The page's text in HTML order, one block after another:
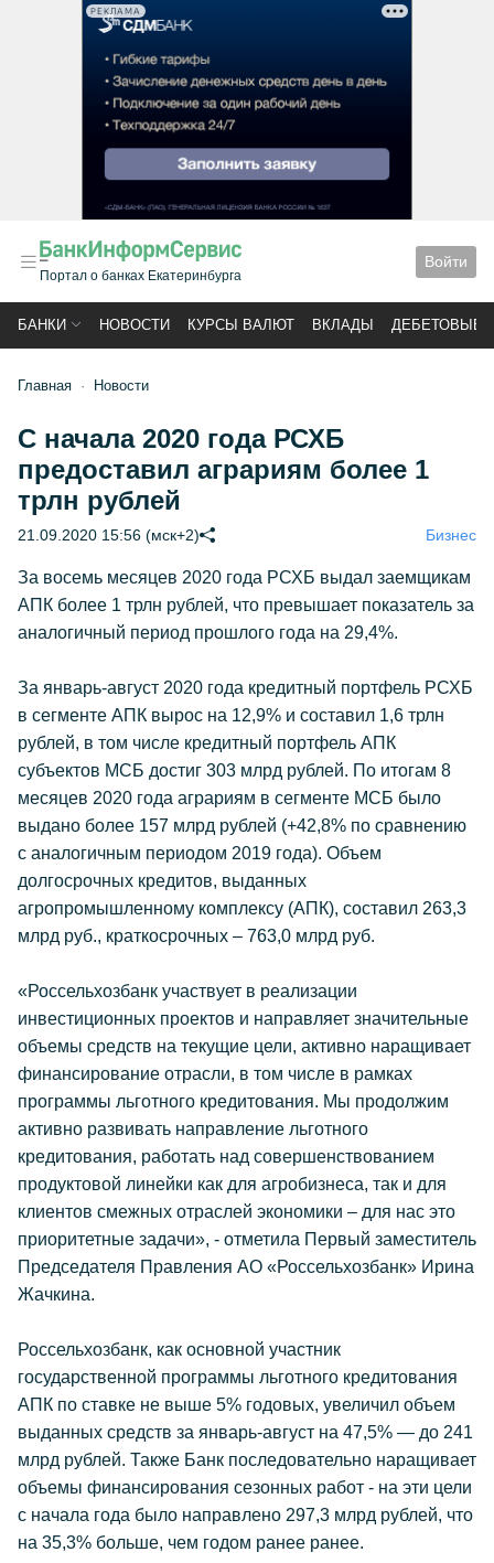
РЕКЛАМА
Портал о банках Екатеринбурга
Войти
БАНКИ НОВОСТИ КУРСЫ ВАЛЮТ ВКЛАДЫ ДЕБЕТОВЫЕ
Главная Новости
С начала 2020 года РСХБ
предоставил аграриям более 1
трлн рублей
21.09.2020 15:56 (мск+2) Бизнес
За восемь месяцев 2020 года РСХБ выдал заемщикам
АПК более 1 трлн рублей, что превышает показатель за
аналогичный период прошлого года на 29,4%.
За январь-август 2020 года кредитный портфель РСХБ
в сегменте АПК вырос на 12,9% и составил 1,6 трлн
рублей, в том числе кредитный портфель АПК
субъектов МСБ достиг 303 млрд рублей. По итогам 8
месяцев 2020 года аграриям в сегменте МСБ было
выдано более 157 млрд рублей (+42,8% по сравнению
с аналогичным периодом 2019 года). Объем
долгосрочных кредитов, выданных
агропромышленному комплексу (АПК), составил 263,3
млрд руб., краткосрочных – 763,0 млрд руб.
«Россельхозбанк участвует в реализации
инвестиционных проектов и направляет значительные
объемы средств на текущие цели, активно наращивает
финансирование отрасли, в том числе в рамках
программы льготного кредитования. Мы продолжим
активно развивать направление льготного
кредитования, работать над совершенствованием
продуктовой линейки как для агробизнеса, так и для
клиентов смежных отраслей экономики – для нас это
приоритетные задачи», - отметила Первый заместитель
Председателя Правления АО «Россельхозбанк» Ирина
Жачкина.
Россельхозбанк, как основной участник
государственной программы льготного кредитования
АПК по ставке не выше 5% годовых, увеличил объем
выданных средств за январь-август на 47,5% — до 241
млрд рублей. Также Банк последовательно наращивает
объемы финансирования сезонных работ - на эти цели
с начала года было направлено 297,3 млрд рублей, что
на 35,3% больше, чем годом ранее ранее.